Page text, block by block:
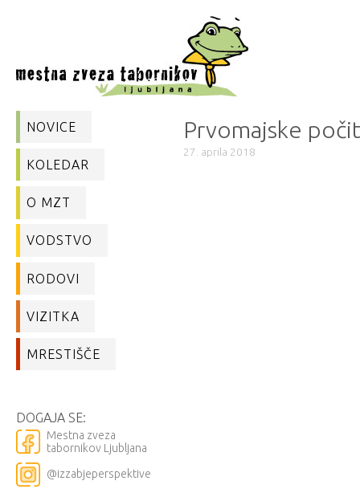
NOVICE
KOLEDAR
O MZT
VODSTVO
RODOVI
VIZITKA
MRESTIŠČE
DOGAJA SE:
Mestna zveza
tabornikov Ljubljana
@izzabjeperspektive
Prvomajske
27. aprila 2018